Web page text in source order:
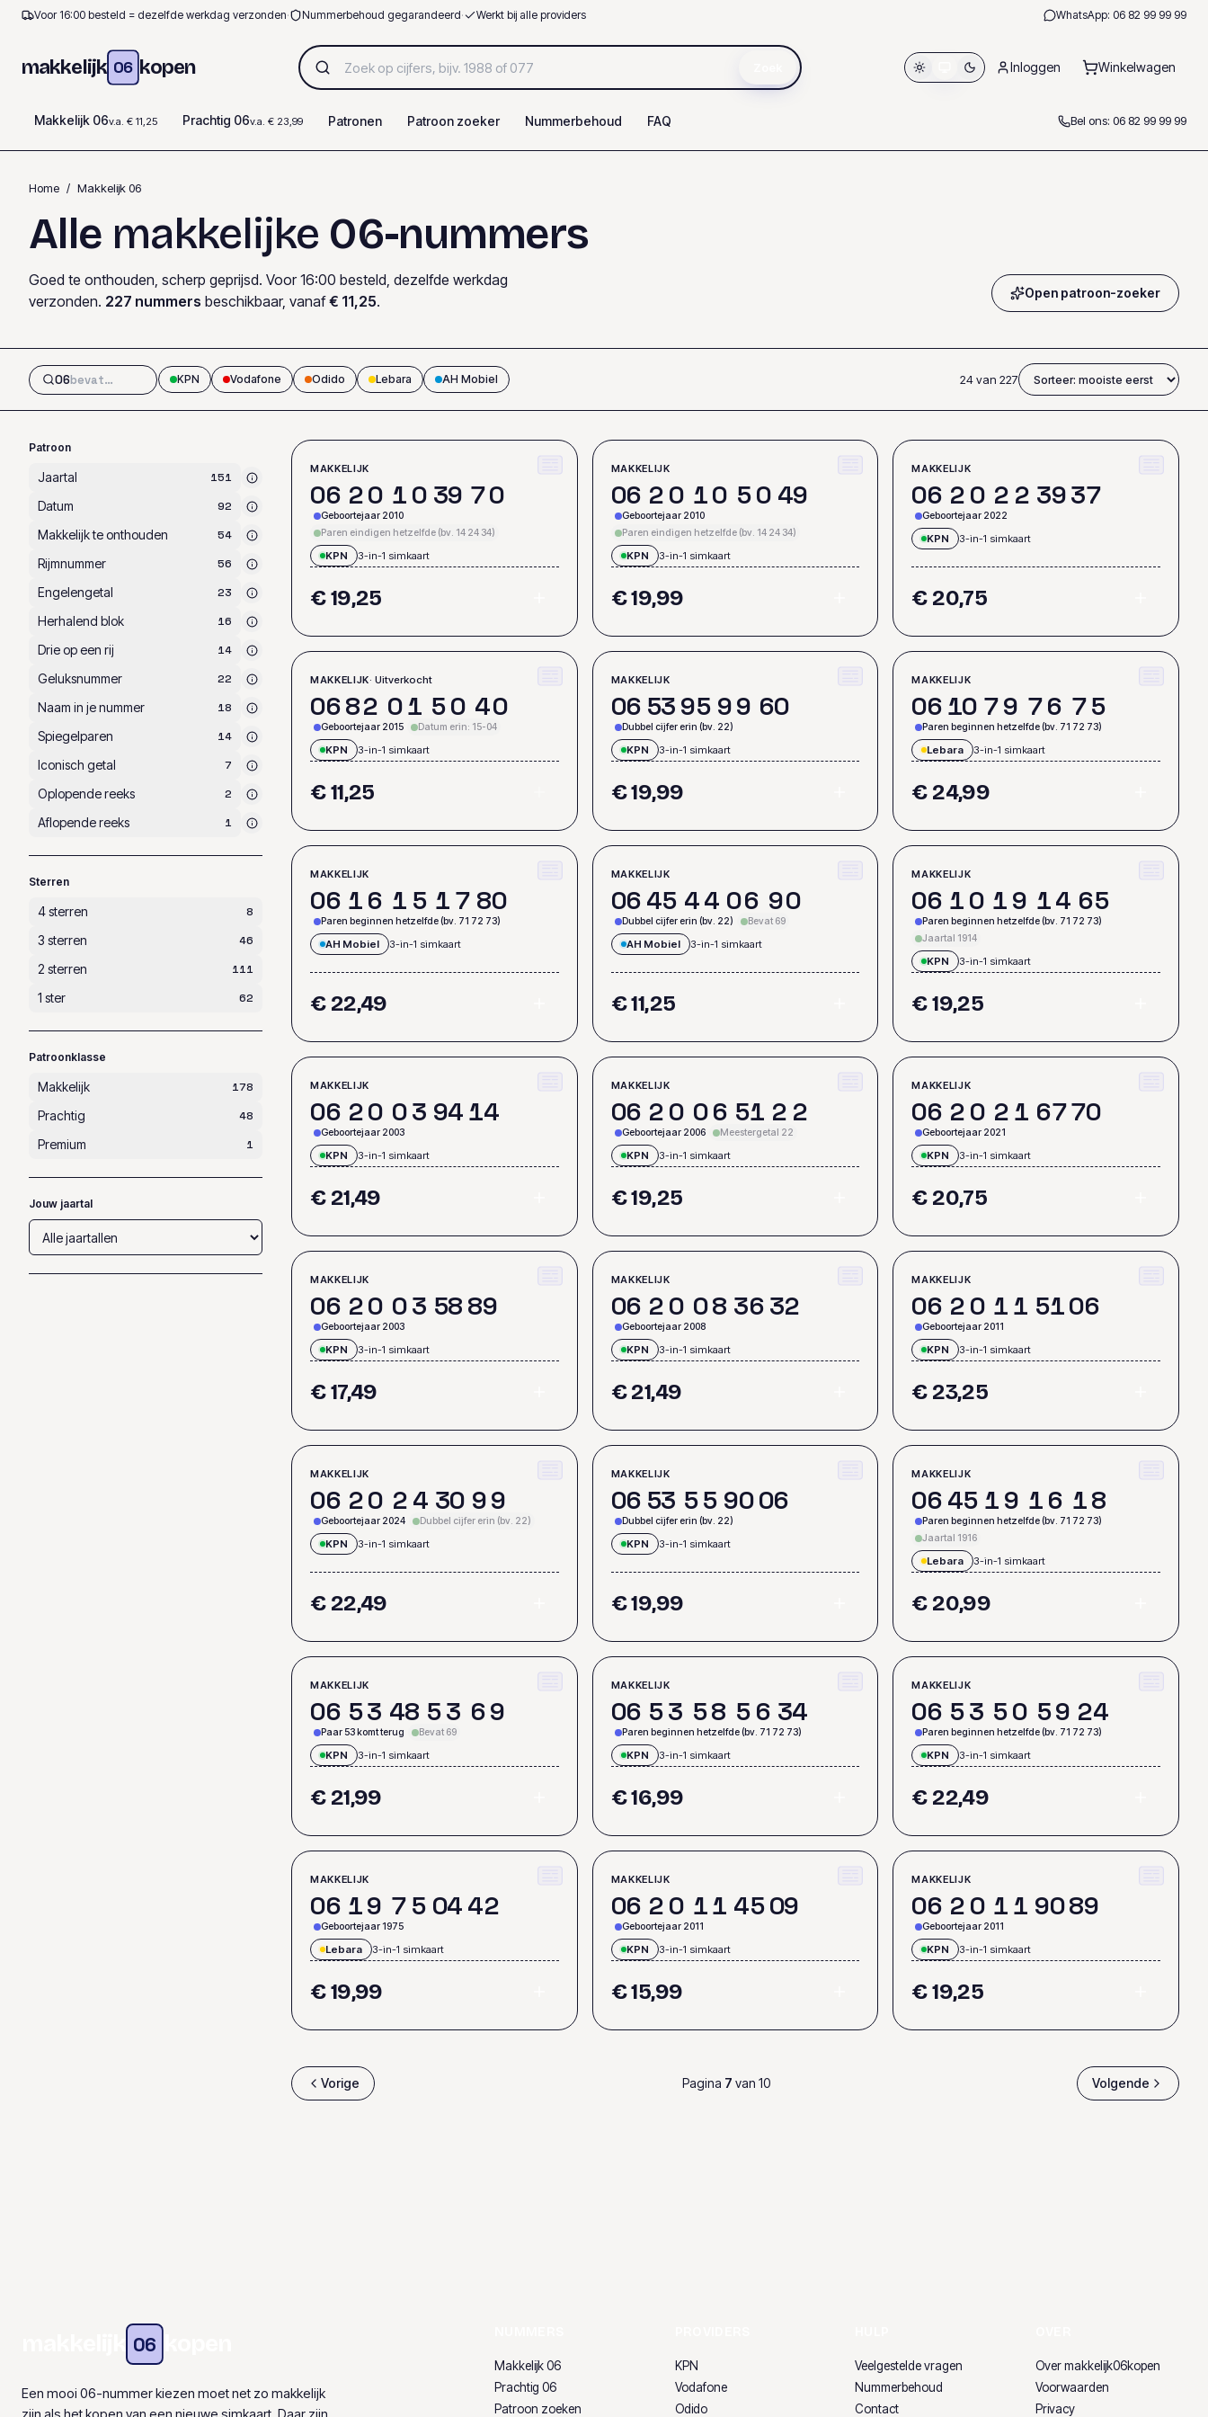
Voor 16:00 besteld = dezelfde werkdag verzonden· Nummerbehoud gegarandeerd· Werkt bij alle providers WhatsApp: 06 82 99 99 99
makkelijk 06 kopen Inloggen Winkelwagen
Makkelijk 06v.a. € 11,25 Prachtig 06v.a. € 23,99 Patronen Patroon zoeker Nummerbehoud FAQ Bel ons: 06 82 99 99 99
Home / Makkelijk 06
Alle makkelijke 06-nummers
Goed te onthouden, scherp geprijsd. Voor 16:00 besteld, dezelfde werkdag
verzonden. 227 nummers beschikbaar, vanaf€ 11,25. Open patroon-zoeker
06 KPN Vodafone Odido Lebara AH Mobiel 24van 227
Patroon
Jaartal 151
Datum 92
Makkelijk te onthouden 54
Rijmnummer 56
Engelengetal 23
Herhalend blok 16
Drie op een rij 14
Geluksnummer 22
Naam in je nummer 18
Spiegelparen 14
Iconisch getal 7
Oplopende reeks 2
Aflopende reeks 1
Sterren
4 sterren 8
3 sterren 46
2 sterren 111
1 ster 62
Patroonklasse
Makkelijk 178
Prachtig 48
Premium 1
Jouw jaartal
MAKKELIJK
06 20 10 39 70
Geboortejaar 2010
Paren eindigen hetzelfde (bv. 14 24 34)
KPN 3-in-1 simkaart
€ 19,25
MAKKELIJK
06 20 10 50 49
Geboortejaar 2010
Paren eindigen hetzelfde (bv. 14 24 34)
KPN 3-in-1 simkaart
€ 19,99
MAKKELIJK
06 20 2 2 3937
Geboortejaar 2022
KPN 3-in-1 simkaart
€ 20,75
MAKKELIJK· Uitverkocht
0682 01 50 40
Geboortejaar 2015 Datum erin: 15-04
KPN 3-in-1 simkaart
€ 11,25
MAKKELIJK
06 5395 99 60
Dubbel cijfer erin (bv. 22)
KPN 3-in-1 simkaart
€ 19,99
MAKKELIJK
0610 79 76 75
Paren beginnen hetzelfde (bv. 71 72 73)
Lebara 3-in-1 simkaart
€ 24,99
MAKKELIJK
06 16 1 5 17 80
Paren beginnen hetzelfde (bv. 71 72 73)
AH Mobiel 3-in-1 simkaart
€ 22,49
MAKKELIJK
0645 44 06 90
Dubbel cijfer erin (bv. 22) Bevat 69
AH Mobiel 3-in-1 simkaart
€ 11,25
MAKKELIJK
06 10 19 14 65
Paren beginnen hetzelfde (bv. 71 72 73)
Jaartal 1914
KPN 3-in-1 simkaart
€ 19,25
MAKKELIJK
06 20 03 9414
Geboortejaar 2003
KPN 3-in-1 simkaart
€ 21,49
MAKKELIJK
06 20 06 51 2 2
Geboortejaar 2006 Meestergetal 22
KPN 3-in-1 simkaart
€ 19,25
MAKKELIJK
06 20 21 6770
Geboortejaar 2021
KPN 3-in-1 simkaart
€ 20,75
MAKKELIJK
06 20 03 5889
Geboortejaar 2003
KPN 3-in-1 simkaart
€ 17,49
MAKKELIJK
06 20 08 3632
Geboortejaar 2008
KPN 3-in-1 simkaart
€ 21,49
MAKKELIJK
06 20 11 5106
Geboortejaar 2011
KPN 3-in-1 simkaart
€ 23,25
MAKKELIJK
06 20 24 30 99
Geboortejaar 2024 Dubbel cijfer erin (bv. 22)
KPN 3-in-1 simkaart
€ 22,49
MAKKELIJK
06 53 55 9006
Dubbel cijfer erin (bv. 22)
KPN 3-in-1 simkaart
€ 19,99
MAKKELIJK
0645 19 16 18
Paren beginnen hetzelfde (bv. 71 72 73)
Jaartal 1916
Lebara 3-in-1 simkaart
€ 20,99
MAKKELIJK
06 53 48 53 69
Paar 53 komt terug Bevat 69
KPN 3-in-1 simkaart
€ 21,99
MAKKELIJK
06 53 58 5 6 34
Paren beginnen hetzelfde (bv. 71 72 73)
KPN 3-in-1 simkaart
€ 16,99
MAKKELIJK
06 53 50 59 24
Paren beginnen hetzelfde (bv. 71 72 73)
KPN 3-in-1 simkaart
€ 22,49
MAKKELIJK
06 19 7 5 0442
Geboortejaar 1975
Lebara 3-in-1 simkaart
€ 19,99
MAKKELIJK
06 20 11 4509
Geboortejaar 2011
KPN 3-in-1 simkaart
€ 15,99
MAKKELIJK
06 20 11 9089
Geboortejaar 2011
KPN 3-in-1 simkaart
€ 19,25
Vorige Pagina 7 van 10 Volgende
06
Een mooi 06-nummer kiezen moet net zo makkelijk
Makkelijk 06
Prachtig 06
Patroon zoeken
KPN
Vodafone
Odido
Veelgestelde vragen
Nummerbehoud
Contact
Over makkelijk06kopen
Voorwaarden
Privacy